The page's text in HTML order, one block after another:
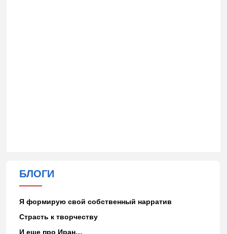
БЛОГИ
Я формирую свой собственный нарратив
Страсть к творчеству
И еще про Иран…